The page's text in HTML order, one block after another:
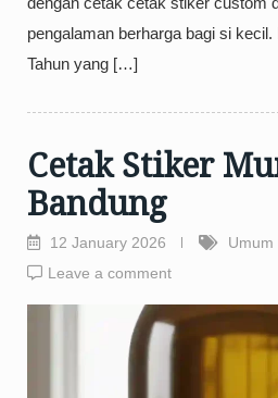
pengalaman berharga bagi si
Tahun yang […]
Cetak Stiker
Bandung
12 January 2026 Umum
Leave a comment